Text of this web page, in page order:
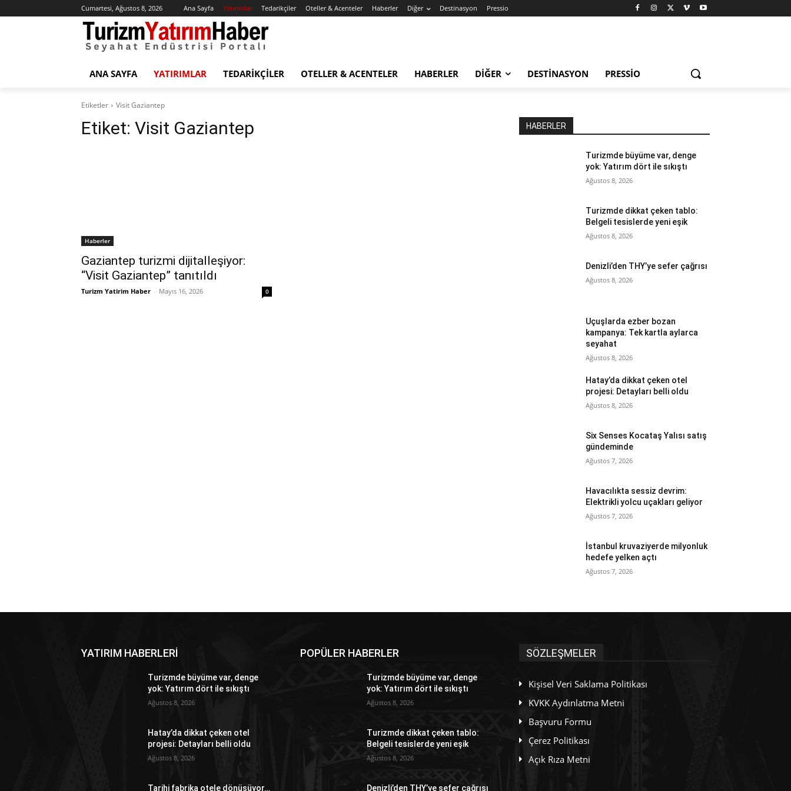
Cumartesi, Ağustos 8, 2026 Ana Sayfa Yatırımlar Tedarikçiler Oteller & Acenteler Haberler Diğer Destinasyon Pressio
ANA SAYFA YATIRIMLAR TEDARIKÇILER OTELLER & ACENTELER HABERLER DIĞER DESTINASYON PRESSIO
Etiketler Visit Gaziantep
Etiket: Visit Gaziantep
Haberler
Gaziantep turizmi dijitalleşiyor:
“Visit Gaziantep” tanıtıldı
Turizm Yatirim Haber - Mayıs 16, 2026 0
HABERLER
Turizmde büyüme var, denge
yok: Yatırım dört ile sıkıştı
Ağustos 8, 2026
Turizmde dikkat çeken tablo:
Belgeli tesislerde yeni eşik
Ağustos 8, 2026
Denizli’den THY’ye sefer çağrısı
Ağustos 8, 2026
Uçuşlarda ezber bozan
kampanya: Tek kartla aylarca
seyahat
Ağustos 8, 2026
Hatay’da dikkat çeken otel
projesi: Detayları belli oldu
Ağustos 8, 2026
Six Senses Kocataş Yalısı satış
gündeminde
Ağustos 7, 2026
Havacılıkta sessiz devrim:
Elektrikli yolcu uçakları geliyor
Ağustos 7, 2026
İstanbul kruvaziyerde milyonluk
hedefe yelken açtı
Ağustos 7, 2026
YATIRIM HABERLERİ
Turizmde büyüme var, denge
yok: Yatırım dört ile sıkıştı
Ağustos 8, 2026
Hatay’da dikkat çeken otel
projesi: Detayları belli oldu
Ağustos 8, 2026
Tarihi fabrika otele dönüşüyor…
POPÜLER HABERLER
Turizmde büyüme var, denge
yok: Yatırım dört ile sıkıştı
Ağustos 8, 2026
Turizmde dikkat çeken tablo:
Belgeli tesislerde yeni eşik
Ağustos 8, 2026
Denizli’den THY’ye sefer çağrısı
SÖZLEŞMELER
Kişisel Veri Saklama Politikası
KVKK Aydınlatma Metni
Başvuru Formu
Çerez Politikası
Açık Rıza Metni